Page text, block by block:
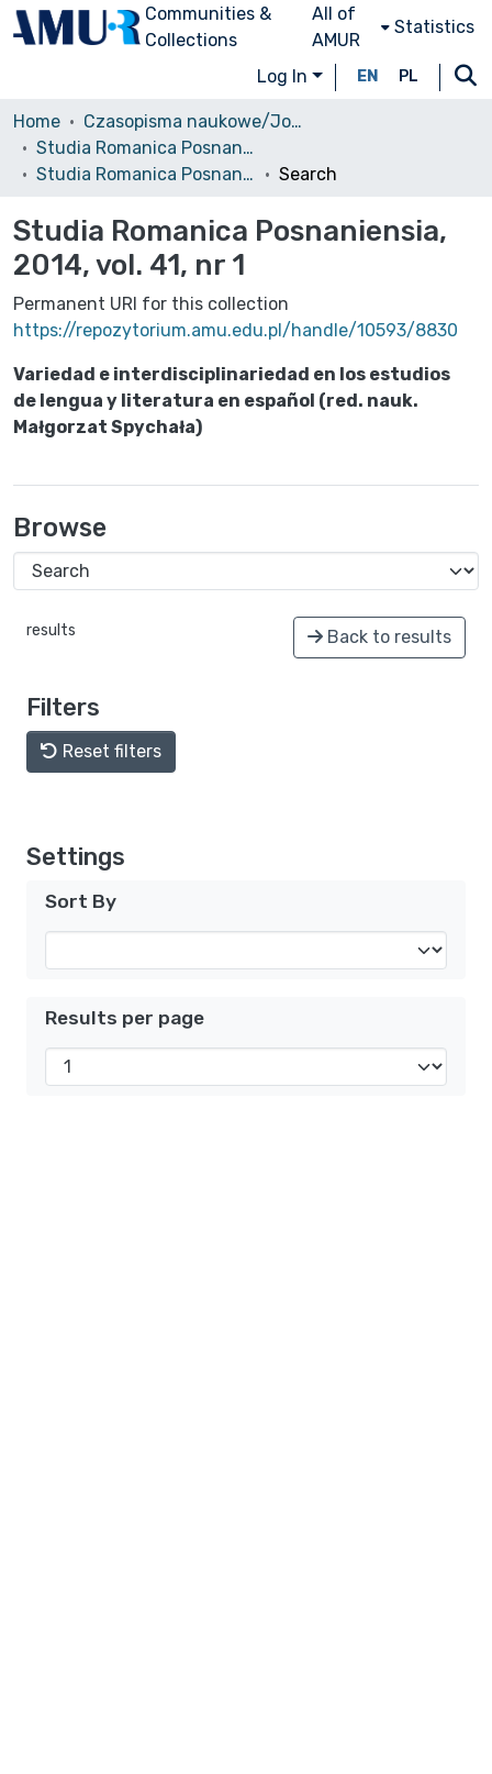
Communities &
Collections
All of
AMUR
Statistics
Log In EN PL
Home
Czasopisma naukowe/Journals
Studia Romanica Posnaniensia
Studia Romanica Posnaniensia, 2014, vol. 41, nr 1
Search
Studia Romanica Posnaniensia,
2014, vol. 41, nr 1
Permanent URI for this collection
https://repozytorium.amu.edu.pl/handle/10593/8830
Variedad e interdisciplinariedad en los estudios
de lengua y literatura en español (red. nauk.
Małgorzat Spychała)
Browse
results Back to results
Filters
Reset filters
Settings
Sort By
Results per page